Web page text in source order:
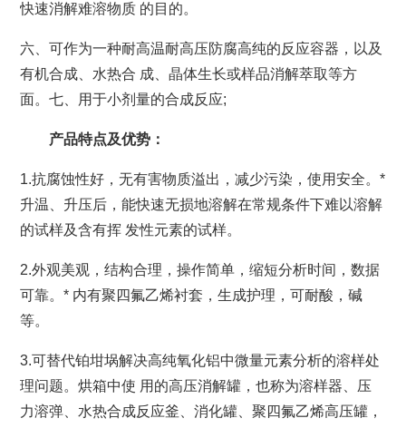
快速消解难溶物质 的目的。
六、可作为一种耐高温耐高压防腐高纯的反应容器，以及
有机合成、水热合 成、晶体生长或样品消解萃取等方
面。七、用于小剂量的合成反应;
产品特点及优势：
1.抗腐蚀性好，无有害物质溢出，减少污染，使用安全。*
升温、升压后，能快速无损地溶解在常规条件下难以溶解
的试样及含有挥 发性元素的试样。
2.外观美观，结构合理，操作简单，缩短分析时间，数据
可靠。* 内有聚四氟乙烯衬套，生成护理，可耐酸，碱
等。
3.可替代铂坩埚解决高纯氧化铝中微量元素分析的溶样处
理问题。烘箱中使 用的高压消解罐，也称为溶样器、压
力溶弹、水热合成反应釜、消化罐、聚四氟乙烯高压罐，